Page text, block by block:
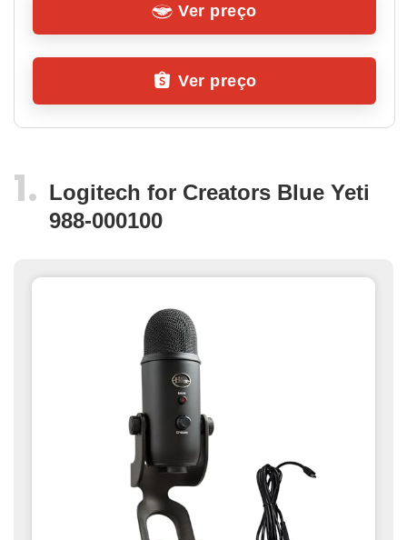
Ver preço
Ver preço
Logitech for Creators Blue Yeti
988-000100